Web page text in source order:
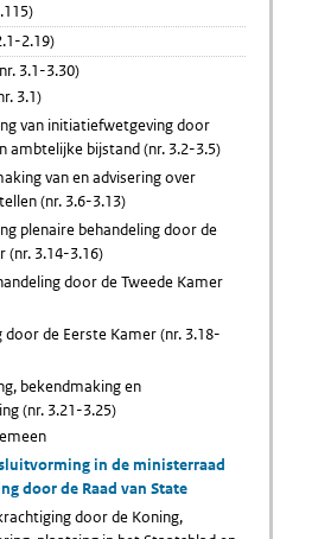
2.19)
3.1-3.30)
3.1)
van initiatiefwetgeving door
ambtelijke bijstand (nr. 3.2-3.5)
van en advisering over
(nr. 3.6-3.13)
plenaire behandeling door de
(nr. 3.14-3.16)
door de Tweede Kamer
door de Eerste Kamer (nr. 3.18-
bekendmaking en
(nr. 3.21-3.25)
in de ministerraad
door de Raad van State
door de Koning,